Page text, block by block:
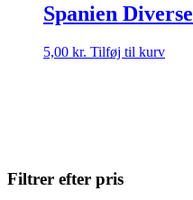
Spanien Diverse
5,00 kr. Tilføj til kurv
Filtrer efter pris